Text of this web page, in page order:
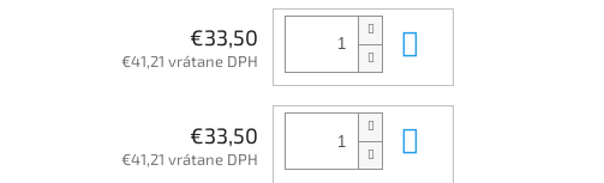
€33,50
€41,21 vrátane DPH
€33,50
€41,21 vrátane DPH